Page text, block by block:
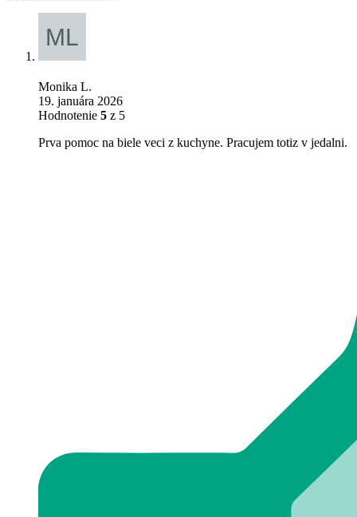
Monika L.
19. januára 2026
Hodnotenie 5 z 5
Prva pomoc na biele veci z kuchyne. Pracujem totiz v jedalni.